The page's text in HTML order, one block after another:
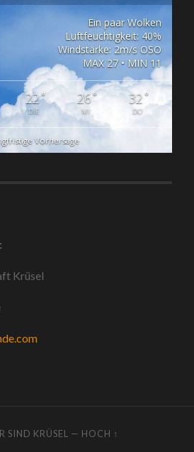
Ein paar Wolken
Luftfeuchtigkeit: 40%
Windstärke: 2m/s OSO
MAX 27 • MIN 11
22°
DIE
26°
MI
32 °
DO
Vorhersage
Krüsel
SIND KRÜSEL — HOCH ↑